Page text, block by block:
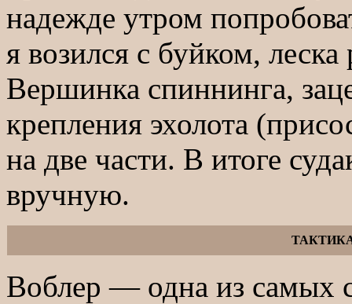
надежде утром
я возился с буйком,
Вершинка спиннинга,
крепления эхолота
на две части. В итоге
вручную.
Воблер — одна из самых